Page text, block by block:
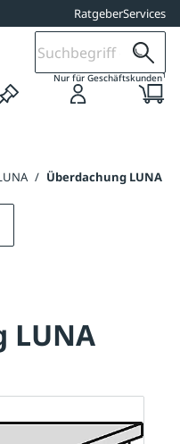
RatgeberServices
Nur für Geschäftskunden1
/ Überdachung LUNA
LUNA